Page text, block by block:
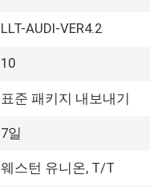
LLT-AUDI-VER4.2
10
표준 패키지 내보내기
7일
웨스턴 유니온, T/T